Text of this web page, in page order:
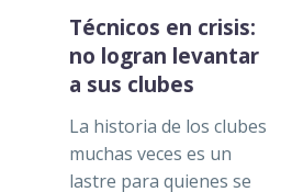
Técnicos en crisis:
no logran levantar
a sus clubes
La historia de los clubes
muchas veces es un
lastre para quienes se